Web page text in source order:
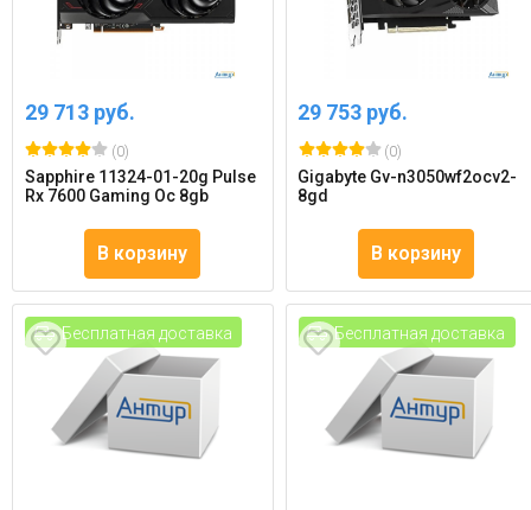
29 713 руб.
(0)
Sapphire 11324-01-20g Pulse
Rx 7600 Gaming Oc 8gb
В корзину
29 753 руб.
(0)
Gigabyte Gv-n3050wf2ocv2-
8gd
В корзину
Бесплатная доставка Бесплатная доставка